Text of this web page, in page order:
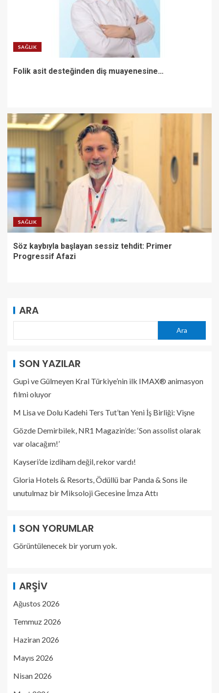
SAĞLIK
Folik asit desteğinden diş muayenesine…
SAĞLIK
Söz kaybıyla başlayan sessiz tehdit: Primer
Progressif Afazi
ARA
Ara
SON YAZILAR
Gupi ve Gülmeyen Kral Türkiye’nin ilk IMAX® animasyon
filmi oluyor
M Lisa ve Dolu Kadehi Ters Tut’tan Yeni İş Birliği: Vişne
Gözde Demirbilek, NR1 Magazin’de: ‘Son assolist olarak
var olacağım!’
Kayseri’de izdiham değil, rekor vardı!
Gloria Hotels & Resorts, Ödüllü bar Panda & Sons ile
unutulmaz bir Miksoloji Gecesine İmza Attı
SON YORUMLAR
Görüntülenecek bir yorum yok.
ARŞIV
Ağustos 2026
Temmuz 2026
Haziran 2026
Mayıs 2026
Nisan 2026